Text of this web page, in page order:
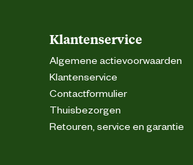
Klantenservice
Algemene actievoorwaarden
Klantenservice
Contactformulier
Thuisbezorgen
Retouren, service en garantie